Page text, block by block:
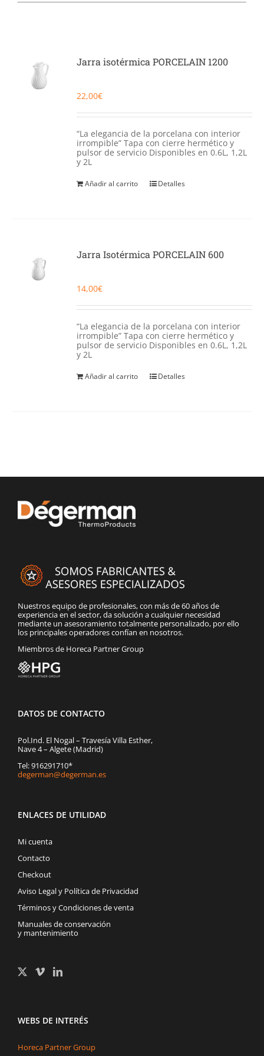
91 629 17 10
Jarra isotérmica PORCELAIN 1200
22,00€
“La elegancia de la porcelana con interior
irrompible” Tapa con cierre hermético y
pulsor de servicio Disponibles en 0.6L, 1,2L
y 2L
Añadir al carrito Detalles
Jarra Isotérmica PORCELAIN 600
14,00€
“La elegancia de la porcelana con interior
irrompible” Tapa con cierre hermético y
pulsor de servicio Disponibles en 0.6L, 1,2L
y 2L
Añadir al carrito Detalles
Nuestros equipo de profesionales, con más de 60 años de
experiencia en el sector, da solución a cualquier necesidad
mediante un asesoramiento totalmente personalizado, por ello
los principales operadores confían en nosotros.
Miembros de Horeca Partner Group
DATOS DE CONTACTO
Pol.Ind. El Nogal – Travesía Villa Esther,
Nave 4 – Algete (Madrid)
Tel: 916291710*
degerman@degerman.es
ENLACES DE UTILIDAD
Mi cuenta
Contacto
Checkout
Aviso Legal y Política de Privacidad
Términos y Condiciones de venta
Manuales de conservación
y mantenimiento
WEBS DE INTERÉS
Horeca Partner Group